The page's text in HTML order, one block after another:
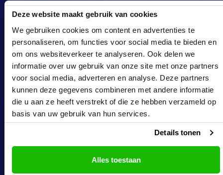
Deze website maakt gebruik van cookies
We gebruiken cookies om content en advertenties te
personaliseren, om functies voor social media te bieden en
om ons websiteverkeer te analyseren. Ook delen we
informatie over uw gebruik van onze site met onze partners
voor social media, adverteren en analyse. Deze partners
kunnen deze gegevens combineren met andere informatie
die u aan ze heeft verstrekt of die ze hebben verzameld op
basis van uw gebruik van hun services.
Details tonen
Alles toestaan